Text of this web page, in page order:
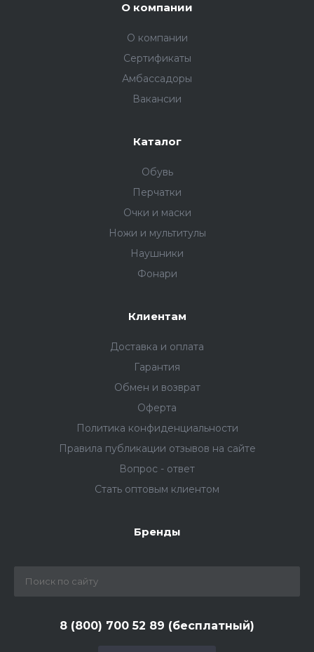
О компании
О компании
Сертификаты
Амбассадоры
Вакансии
Каталог
Обувь
Перчатки
Очки и маски
Ножи и мультитулы
Наушники
Фонари
Клиентам
Доставка и оплата
Гарантия
Обмен и возврат
Оферта
Политика конфиденциальности
Правила публикации отзывов на сайте
Вопрос - ответ
Стать оптовым клиентом
Бренды
8 (800) 700 52 89 (бесплатный)